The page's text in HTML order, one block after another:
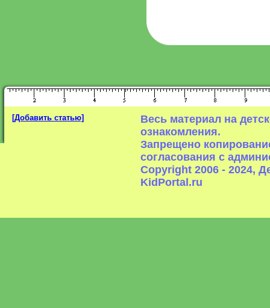
[Добавить статью]
Весь материал на
ознакомления.
Запрещено
согласования с
Copyright 2006 - 2024,
KidPortal.ru